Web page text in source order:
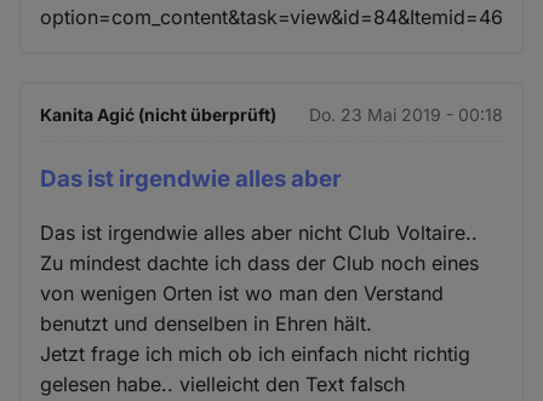
option=com_content&task=view&id=84&Itemid=46
Kanita Agić (nicht überprüft) Do. 23 Mai 2019 - 00:18
Das ist irgendwie alles aber
Das ist irgendwie alles aber nicht Club Voltaire..
Zu mindest dachte ich dass der Club noch eines
von wenigen Orten ist wo man den Verstand
benutzt und denselben in Ehren hält.
Jetzt frage ich mich ob ich einfach nicht richtig
gelesen habe.. vielleicht den Text falsch